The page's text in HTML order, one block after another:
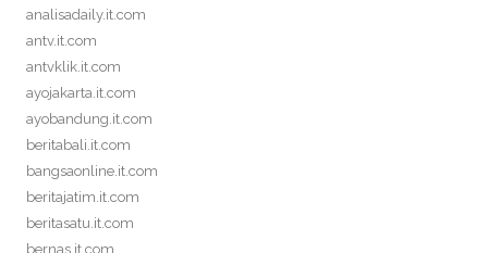
analisadaily.it.com
antv.it.com
antvklik.it.com
ayojakarta.it.com
ayobandung.it.com
beritabali.it.com
bangsaonline.it.com
beritajatim.it.com
beritasatu.it.com
bernas.it.com